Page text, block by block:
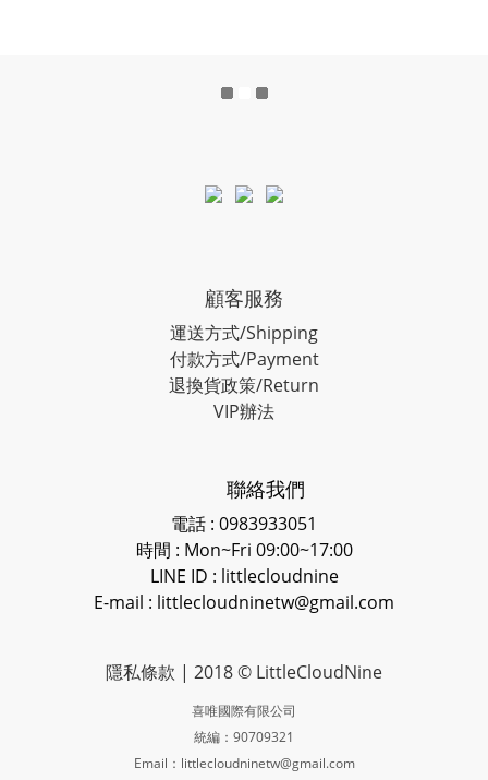
顧客服務
運送方式/Shipping
付款方式/Payment
退換貨政策/Return
VIP辦法
聯絡我們
電話 : 0983933051
時間 : Mon~Fri 09:00~17:00
LINE ID : littlecloudnine
E-mail : littlecloudninetw@gmail.com
隱私條款 | 2018 © LittleCloudNine
喜唯國際有限公司
統編：90709321
Email：littlecloudninetw@gmail.com